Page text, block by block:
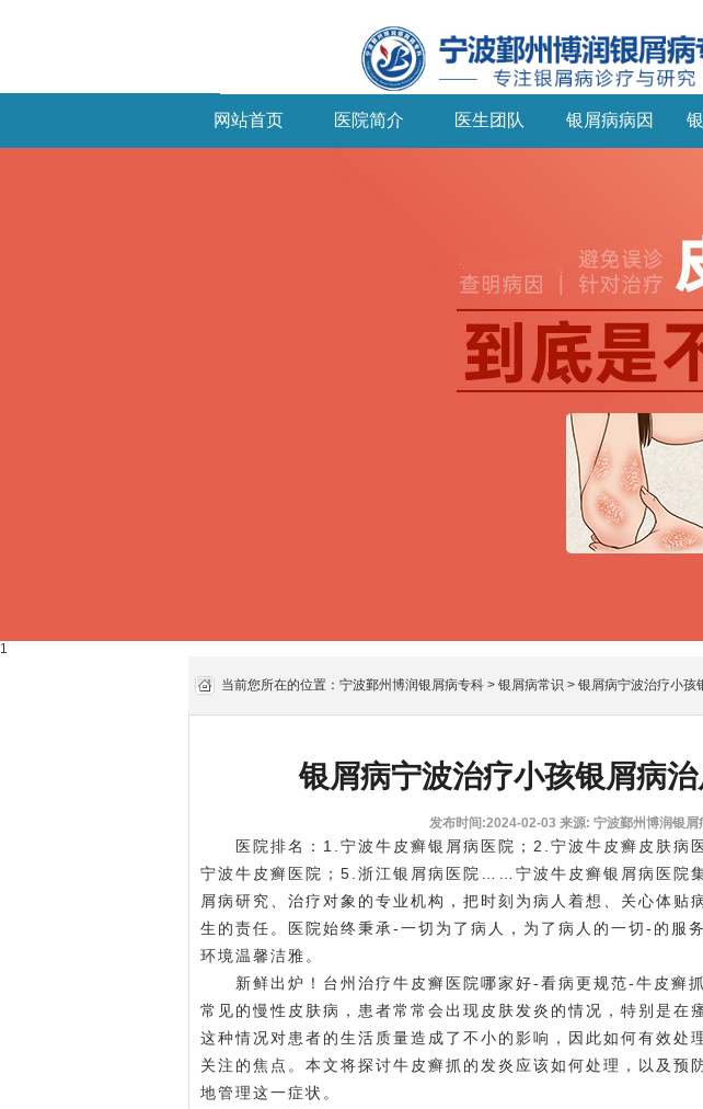
网站首页 医院简介 医生团队 银屑病病因
1
当前您所在的位置： 宁波鄞州博润银屑病专科 > 银屑病常识 > 银屑病宁波治疗小孩
银屑病宁波治疗小孩银屑病
发布时间:2024-02-03 来源: 宁波鄞州博润银屑
医院排名：1.宁波牛皮癣银屑病医院；2.宁波牛皮癣皮肤病
宁波牛皮癣医院；5.浙江银屑病医院……宁波牛皮癣银屑病医院
屑病研究、治疗对象的专业机构，把时刻为病人着想、关心体贴
生的责任。医院始终秉承-一切为了病人，为了病人的一切-的服
环境温馨洁雅。
新鲜出炉！台州治疗牛皮癣医院哪家好-看病更规范-牛皮癣
常见的慢性皮肤病，患者常常会出现皮肤发炎的情况，特别是在
这种情况对患者的生活质量造成了不小的影响，因此如何有效处
关注的焦点。本文将探讨牛皮癣抓的发炎应该如何处理，以及预
地管理这一症状。